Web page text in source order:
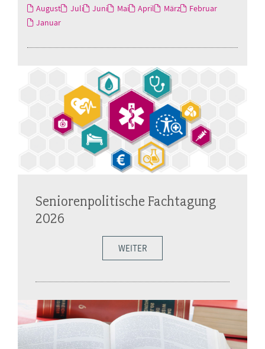
August
Juli Juni Mai April März
Februar
Januar
Seniorenpolitische Fachtagung
2026
WEITER